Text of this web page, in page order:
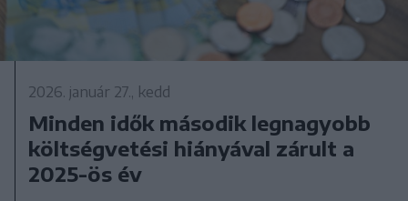
2026. január 27., kedd
Minden idők második legnagyobb
költségvetési hiányával zárult a
2025-ös év